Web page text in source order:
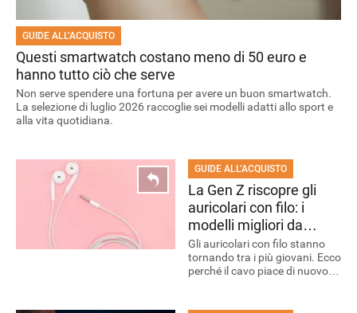
GUIDE ALL’ACQUISTO
Questi smartwatch costano meno di 50 euro e
hanno tutto ciò che serve
Non serve spendere una fortuna per avere un buon smartwatch.
La selezione di luglio 2026 raccoglie sei modelli adatti allo sport e
alla vita quotidiana.
GUIDE ALL’ACQUISTO
La Gen Z riscopre gli
auricolari con filo: i
modelli migliori da
scegliere nel 2026
Gli auricolari con filo stanno
tornando tra i più giovani. Ecco
perché il cavo piace di nuovo e